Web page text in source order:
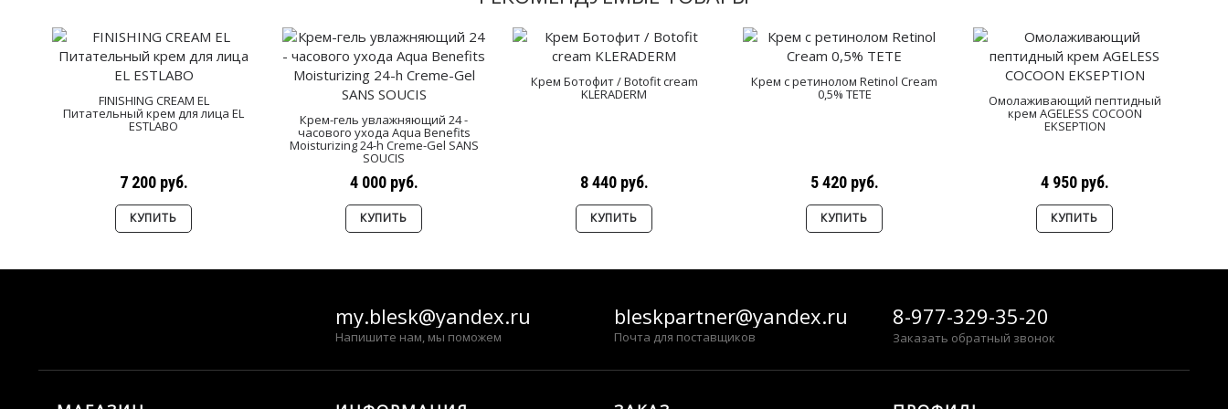
FINISHING CREAM EL
Питательный крем для лица EL
ESTLABO
7 200 руб.
КУПИТЬ
Крем-гель увлажняющий 24 -
часового ухода Aqua Benefits
Moisturizing 24-h Creme-Gel SANS
SOUCIS
4 000 руб.
КУПИТЬ
Крем Ботофит / Botofit cream
KLERADERM
8 440 руб.
КУПИТЬ
Крем с ретинолом Retinol Cream
0,5% TETE
5 420 руб.
КУПИТЬ
Омолаживающий пептидный
крем AGELESS COCOON
EKSEPTION
4 950 руб.
КУПИТЬ
my.blesk@yandex.ru
Напишите нам, мы поможем
bleskpartner@yandex.ru
Почта для поставщиков
8-977-329-35-20
Заказать обратный звонок